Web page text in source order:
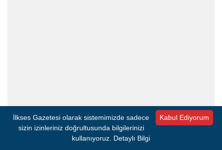
Kabul Ediyorum
İlkses Gazetesi olarak sistemimizde sadece
sizin izinleriniz doğrultusunda bilgilerinizi
kullanıyoruz. Detaylı Bilgi